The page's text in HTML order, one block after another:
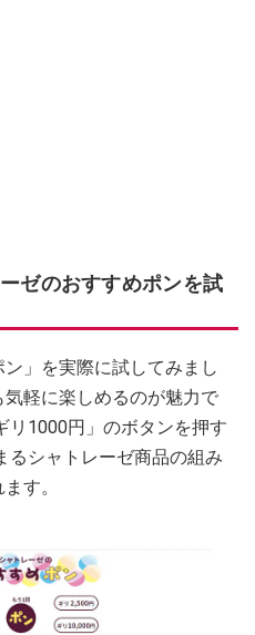
ゼのおすすめポンを試
」を実際に試してみまし
軽に楽しめるのが魅力で
リ1000円」のボタンを押す
るシャトレーゼ商品の組み
す。